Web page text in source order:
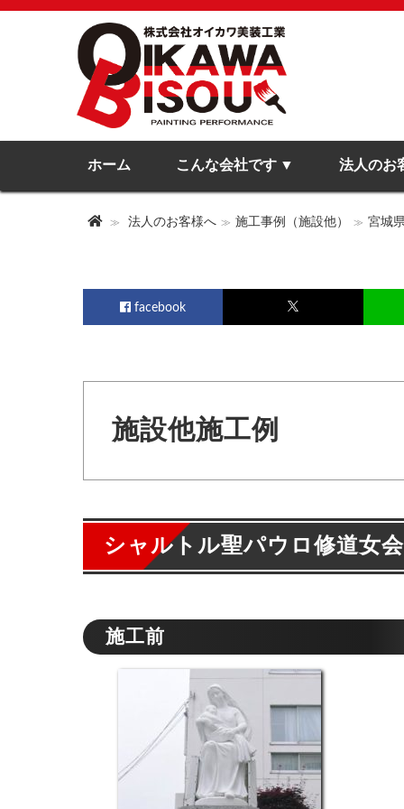
ホーム こんな会社です 法人のお
法人のお客様へ 施工事例（施設他） 宮城
facebook
施設他施工例
シャルトル聖パウロ修道女
施工前